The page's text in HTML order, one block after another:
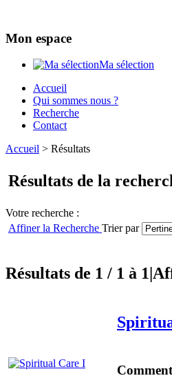
Mon espace
Ma sélection
Accueil
Qui sommes nous ?
Recherche
Contact
Accueil > Résultats
Résultats de la
Votre recherche :
Affiner la Recherche Trier par
Résultats de 1 / 1 à 1